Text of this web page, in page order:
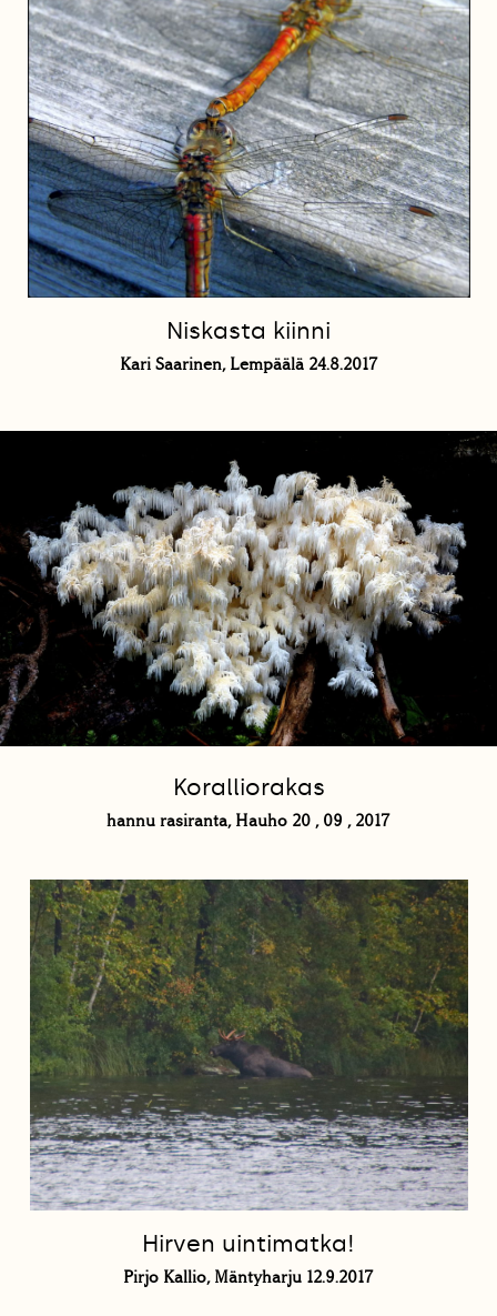
Niskasta kiinni
Kari Saarinen, Lempäälä 24.8.2017
Koralliorakas
hannu rasiranta, Hauho 20 , 09 , 2017
Hirven uintimatka!
Pirjo Kallio, Mäntyharju 12.9.2017